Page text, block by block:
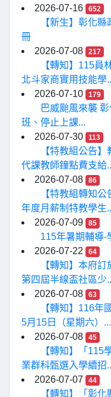
2026-07-16
652
【新生】彰化
冊
2026-07-08
217
【轉知】115員
北斗家商實用技能學
2026-07-10
179
巴威颱風來襲
班、停止上課...
2026-07-30
113
【特教組公告
代課教師鐘點費支給
2026-07-08
86
【特教組轉知
年度月薪制特教學生
2026-07-09
85
115年暑期輔導-
2026-07-22
64
【轉知】本府
第四屆半線盃社區少
2026-07-08
63
【轉知】116年
5月15日（星期六）...
2026-07-08
45
【轉知】「115
業群科甄選入學續招
2026-07-07
44
【轉知】「彰